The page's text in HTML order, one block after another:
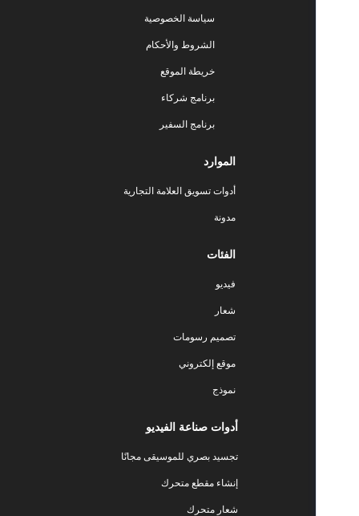
سياسة الخصوصية
الشروط والأحكام
خريطة الموقع
برنامج شركاء
برنامج السفير
أدوات تسويق العلامة التجارية
تصميم رسومات
موقع إلكتروني
أدوات صناعة الفيديو
تجسيد بصري للموسيقى مجانًا
إنشاء مقطع متحرك
شعار متحرك